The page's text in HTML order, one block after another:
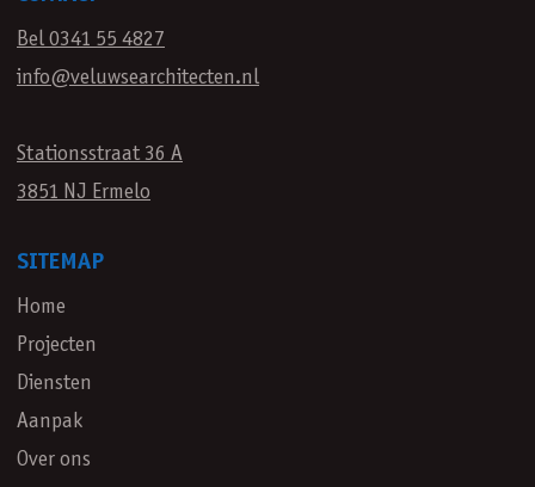
Bel 0341 55 4827
info@veluwsearchitecten.nl
Stationsstraat 36 A
3851 NJ Ermelo
SITEMAP
Home
Projecten
Diensten
Aanpak
Over ons